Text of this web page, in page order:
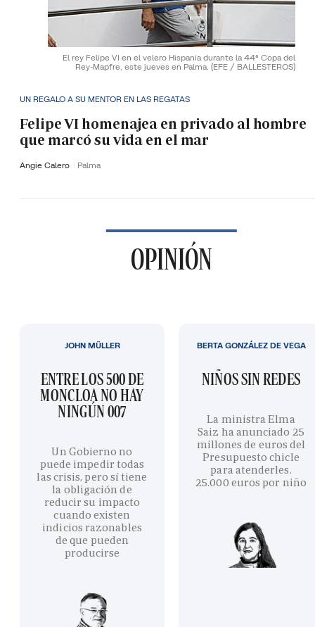
El rey Felipe VI en el velero Hispania durante la 44ª Copa del
Rey-Mapfre, este jueves en Palma. (EFE / BALLESTEROS)
UN REGALO A SU MENTOR EN LAS REGATAS
Felipe VI homenajea en privado al hombre
que marcó su vida en el mar
Angie Calero Palma
OPINIÓN
ENTRE LOS 500 DE
MONCLOA NO HAY
NINGÚN 007
Un Gobierno no
puede impedir todas
las crisis, pero sí tiene
la obligación de
reducir su impacto
cuando existen
indicios razonables
de que pueden
producirse
JOHN MÜLLER
NIÑOS SIN REDES
La ministra Elma
Saiz ha anunciado 25
millones de euros del
Presupuesto chicle
para atenderles.
25.000 euros por niño
BERTA GONZÁLEZ DE VEGA